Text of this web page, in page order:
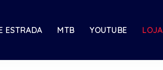
ESTRADA MTB YOUTUBE LOJA